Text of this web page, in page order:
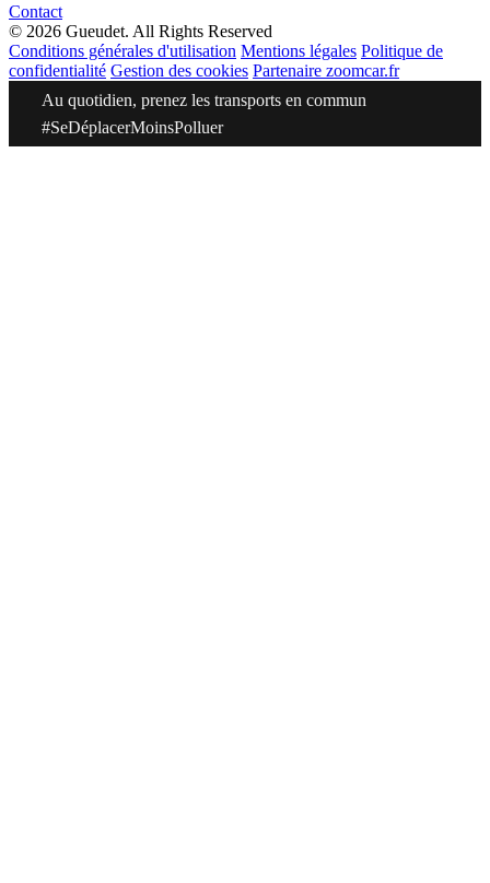
Contact
© 2026 Gueudet. All Rights Reserved
Conditions générales d'utilisation Mentions légales Politique de
confidentialité Gestion des cookies Partenaire zoomcar.fr
Au quotidien, prenez les transports en commun
#SeDéplacerMoinsPolluer